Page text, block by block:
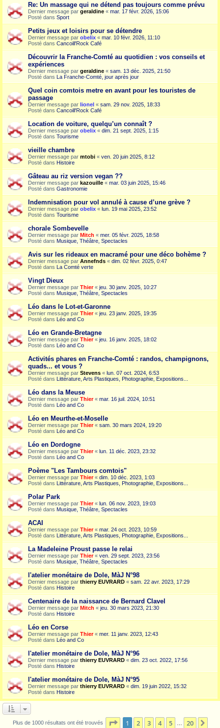
Re: Un massage qui ne détend pas toujours comme prévu
Dernier message par geraldine « mar. 17 févr. 2026, 15:06
Posté dans Sport
Petits jeux et loisirs pour se détendre
Dernier message par obelix « mar. 10 févr. 2026, 11:10
Posté dans Cancoill'Rock Café
Découvrir la Franche-Comté au quotidien : vos conseils et
expériences
Dernier message par geraldine « sam. 13 déc. 2025, 21:50
Posté dans La Franche-Comté, jour après jour
Quel coin comtois metre en avant pour les touristes de
passage
Dernier message par lionel « sam. 29 nov. 2025, 18:33
Posté dans Cancoill'Rock Café
Location de voiture, quelqu’un connaît ?
Dernier message par obelix « dim. 21 sept. 2025, 1:15
Posté dans Tourisme
vieille chambre
Dernier message par mtobi « ven. 20 juin 2025, 8:12
Posté dans Histoire
Gâteau au riz version vegan ??
Dernier message par kazouille « mar. 03 juin 2025, 15:46
Posté dans Gastronomie
Indemnisation pour vol annulé à cause d’une grève ?
Dernier message par obelix « lun. 19 mai 2025, 23:52
Posté dans Tourisme
chorale Sombevelle
Dernier message par Mitch « mer. 05 févr. 2025, 18:58
Posté dans Musique, Théâtre, Spectacles
Avis sur les rideaux en macramé pour une déco bohème ?
Dernier message par Annefnds « dim. 02 févr. 2025, 0:47
Posté dans La Comté verte
Vingt Dieux
Dernier message par Thier« jeu. 30 janv. 2025, 10:27
Posté dans Musique, Théâtre, Spectacles
Léo dans le Lot-et-Garonne
Dernier message par Thier« jeu. 23 janv. 2025, 19:35
Posté dans Léo and Co
Léo en Grande-Bretagne
Dernier message par Thier« jeu. 16 janv. 2025, 18:02
Posté dans Léo and Co
Activités phares en Franche-Comté : randos, champignons,
quads... et vous ?
Dernier message par Stevens « lun. 07 oct. 2024, 6:53
Posté dans Littérature, Arts Plastiques, Photographie, Expositions...
Léo dans la Meuse
Dernier message par Thier« mar. 16 juil. 2024, 10:51
Posté dans Léo and Co
Léo en Meurthe-et-Moselle
Dernier message par Thier« sam. 30 mars 2024, 19:20
Posté dans Léo and Co
Léo en Dordogne
Dernier message par Thier« lun. 11 déc. 2023, 23:32
Posté dans Léo and Co
Poème "Les Tambours comtois"
Dernier message par Thier« dim. 10 déc. 2023, 1:03
Posté dans Littérature, Arts Plastiques, Photographie, Expositions...
Polar Park
Dernier message par Thier« lun. 06 nov. 2023, 19:03
Posté dans Musique, Théâtre, Spectacles
ACAI
Dernier message par Thier« mar. 24 oct. 2023, 10:59
Posté dans Littérature, Arts Plastiques, Photographie, Expositions...
La Madeleine Proust passe le relai
Dernier message par Thier« ven. 29 sept. 2023, 23:56
Posté dans Musique, Théâtre, Spectacles
l'atelier monétaire de Dole, MàJ N°98
Dernier message par thierry EUVRARD « sam. 22 avr. 2023, 17:29
Posté dans Histoire
Centenaire de la naissance de Bernard Clavel
Dernier message par Mitch « jeu. 30 mars 2023, 21:30
Posté dans Histoire
Léo en Corse
Dernier message par Thier« mer. 11 janv. 2023, 12:43
Posté dans Léo and Co
l'atelier monétaire de Dole, MàJ N°96
Dernier message par thierry EUVRARD « dim. 23 oct. 2022, 17:56
Posté dans Histoire
l'atelier monétaire de Dole, MàJ N°95
Dernier message par thierry EUVRARD « dim. 19 juin 2022, 15:32
Posté dans Histoire
Plus de 1000 résultats ont été trouvés Page 1sur20
1 2 3 4 5 20